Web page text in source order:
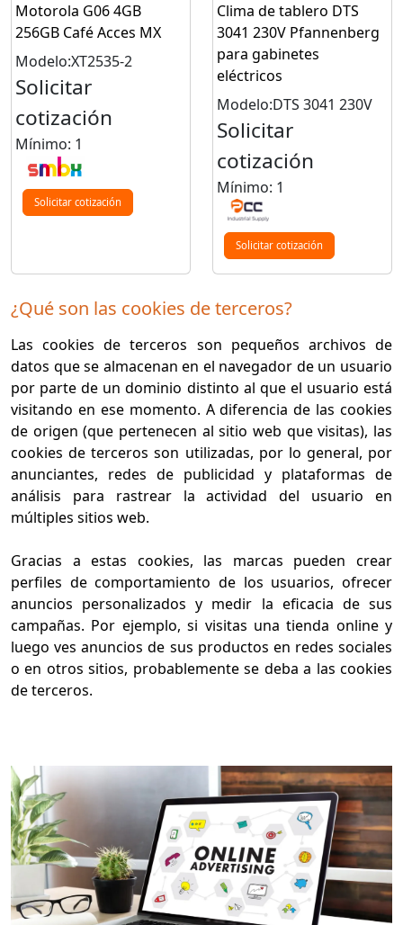
Motorola G06 4GB
256GB Café Acces MX
Modelo:XT2535-2
Solicitar
cotización
Mínimo: 1
Solicitar cotización
Clima de tablero DTS
3041 230V Pfannenberg
para gabinetes
eléctricos
Modelo:DTS 3041 230V
Solicitar
cotización
Mínimo: 1
Solicitar cotización
¿Qué son las cookies de terceros?
Las cookies de terceros son pequeños archivos de
datos que se almacenan en el navegador de un usuario
por parte de un dominio distinto al que el usuario está
visitando en ese momento. A diferencia de las cookies
de origen (que pertenecen al sitio web que visitas), las
cookies de terceros son utilizadas, por lo general, por
anunciantes, redes de publicidad y plataformas de
análisis para rastrear la actividad del usuario en
múltiples sitios web.
Gracias a estas cookies, las marcas pueden crear
perfiles de comportamiento de los usuarios, ofrecer
anuncios personalizados y medir la eficacia de sus
campañas. Por ejemplo, si visitas una tienda online y
luego ves anuncios de sus productos en redes sociales
o en otros sitios, probablemente se deba a las cookies
de terceros.